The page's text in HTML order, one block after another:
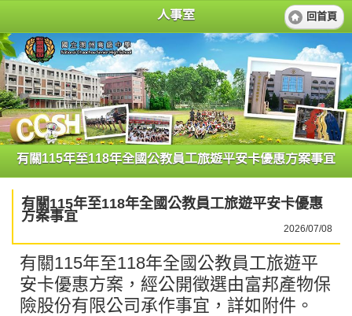
人事室 回首頁
有關115年至118年全國公教員工旅遊平安卡優惠方案事宜
有關115年至118年全國公教員工旅遊平安卡優惠
方案事宜
2026/07/08
有關115年至118年全國公教員工旅遊平
安卡優惠方案，經公開徵選由富邦產物保
險股份有限公司承作事宜，詳如附件。